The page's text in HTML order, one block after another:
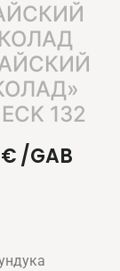
132
€/GAB